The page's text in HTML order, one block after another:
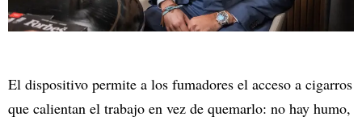
El dispositivo permite a los fumadores el acceso a cigarros
que calientan el trabajo en vez de quemarlo: no hay humo,